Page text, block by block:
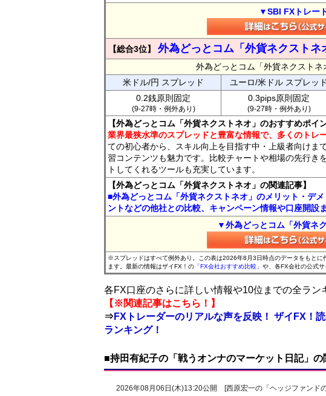
▼SBI FXトレー
【総合3位】 外為どっとコム「外貨ネクストネ
外為どっとコム「外貨ネクストネ
米ドル/円 スプレッド
ユーロ/米ドル スプレッド
0.2銭原則固定
(9-27時・例外あり)
0.3pips原則固定
(9-27時・例外あり)
【外為どっとコム「外貨ネクストネオ」のおすすめポイン
業界最狭水準のスプレッドと豊富な情報で、多くのトレ
ての初心者から、スキル向上を目指す中・上級者向けま
習コンテンツも魅力です。比較チャートや相場の先行き
トしてくれるツールも充実しています。
【外為どっとコム「外貨ネクストネオ」の関連記事】
■外為どっとコム「外貨ネクストネオ」のメリット・デ
ントなどの他社との比較、キャンペーン情報や口座開設
▼外為どっとコム「外貨ネ
※スプレッドはすべて例外あり。この表は2026年8月3日時点のデータをもとに
ます。最新の情報はザイFX！の 「FX会社おすすめ比較」 や、各FX会社の公式
各FX口座のさらに詳しい情報や10位までの全ラン
【※関連記事はこちら！】
⇒FXトレーダーのリアルな声を反映！ ザイFX！
ランキング！
■持田有紀子の「戦うオンナのマーケット日記」の
2026年08月06日(木)13:20公開 [西原宏一の「ヘッジファンド